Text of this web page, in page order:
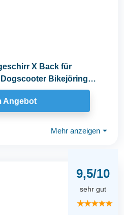
X Back für
Bikejöring
Angebot
Mehr anzeigen ⏷
9,5/10
sehr gut
★★★★★